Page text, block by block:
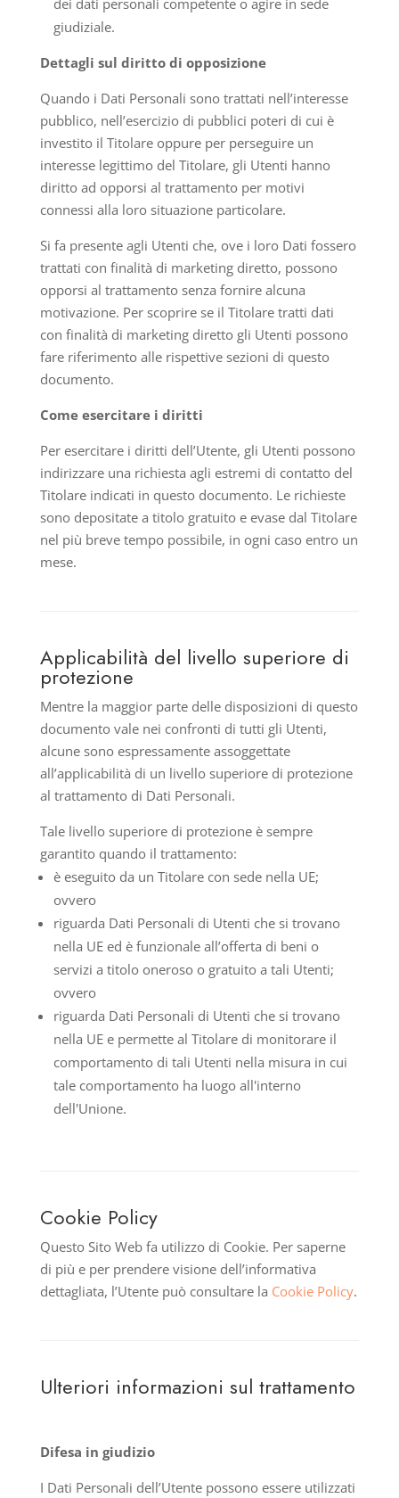
dei dati personali competente o agire in sede
giudiziale.
Dettagli sul diritto di opposizione
Quando i Dati Personali sono trattati nell’interesse
pubblico, nell’esercizio di pubblici poteri di cui è
investito il Titolare oppure per perseguire un
interesse legittimo del Titolare, gli Utenti hanno
diritto ad opporsi al trattamento per motivi
connessi alla loro situazione particolare.
Si fa presente agli Utenti che, ove i loro Dati fossero
trattati con finalità di marketing diretto, possono
opporsi al trattamento senza fornire alcuna
motivazione. Per scoprire se il Titolare tratti dati
con finalità di marketing diretto gli Utenti possono
fare riferimento alle rispettive sezioni di questo
documento.
Come esercitare i diritti
Per esercitare i diritti dell’Utente, gli Utenti possono
indirizzare una richiesta agli estremi di contatto del
Titolare indicati in questo documento. Le richieste
sono depositate a titolo gratuito e evase dal Titolare
nel più breve tempo possibile, in ogni caso entro un
mese.
Applicabilità del livello superiore di
protezione
Mentre la maggior parte delle disposizioni di questo
documento vale nei confronti di tutti gli Utenti,
alcune sono espressamente assoggettate
all’applicabilità di un livello superiore di protezione
al trattamento di Dati Personali.
Tale livello superiore di protezione è sempre
garantito quando il trattamento:
è eseguito da un Titolare con sede nella UE;
ovvero
riguarda Dati Personali di Utenti che si trovano
nella UE ed è funzionale all’offerta di beni o
servizi a titolo oneroso o gratuito a tali Utenti;
ovvero
riguarda Dati Personali di Utenti che si trovano
nella UE e permette al Titolare di monitorare il
comportamento di tali Utenti nella misura in cui
tale comportamento ha luogo all'interno
dell'Unione.
Cookie Policy
Questo Sito Web fa utilizzo di Cookie. Per saperne
di più e per prendere visione dell’informativa
dettagliata, l’Utente può consultare la Cookie Policy.
Ulteriori informazioni sul trattamento
Difesa in giudizio
I Dati Personali dell’Utente possono essere utilizzati